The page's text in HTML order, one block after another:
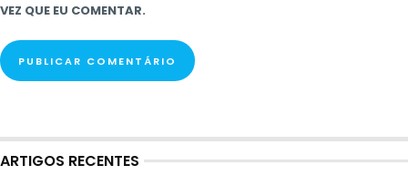
VEZ QUE EU COMENTAR.
ARTIGOS RECENTES